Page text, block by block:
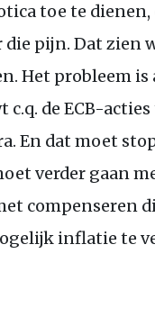
toe te
pijn. Dat zien
Het probleem is
c.q. de ECB-acties
En dat moet
verder gaan
compenseren
inflatie te